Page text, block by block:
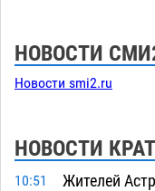
НОВОСТИ
Новости smi2.ru
НОВОСТИ
10:51 Жителей